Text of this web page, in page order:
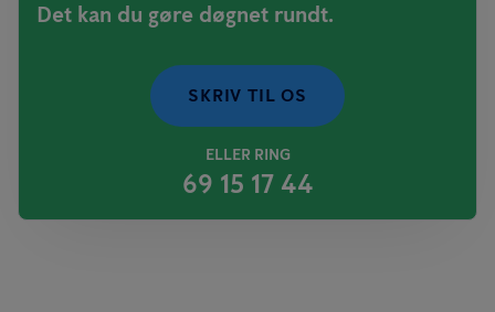
Det kan du gøre døgnet rundt.
SKRIV TIL OS
ELLER RING
69 15 17 44